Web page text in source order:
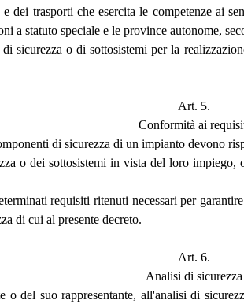
dei trasporti che esercita le competenze ai
statuto speciale e le province autonome,
sicurezza o di sottosistemi per la
Art. 5.
Conformità ai
di sicurezza di un impianto devono
o dei sottosistemi in vista del loro
requisiti ritenuti necessari per
di cui al presente decreto.
Art. 6.
Analisi di sicurezza
del suo rappresentante, all'analisi di